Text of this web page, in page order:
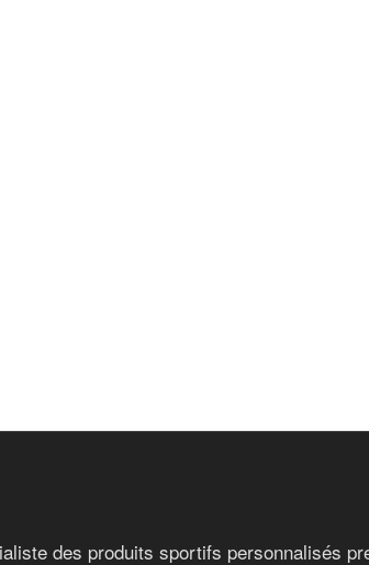
des produits sportifs personnalisés